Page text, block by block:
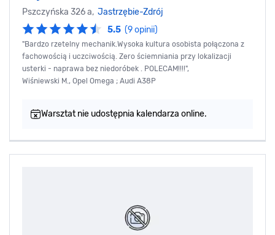
Pszczyńska 326 a, Jastrzębie-Zdrój
5.5 (9 opinii)
"Bardzo rzetelny mechanik.Wysoka kultura osobista połączona z
fachowością i uczciwością. Zero ściemniania przy lokalizacji
usterki - naprawa bez niedoróbek . POLECAM!!!!",
Wiśniewski M., Opel Omega ; Audi A38P
Warsztat nie udostępnia kalendarza online.